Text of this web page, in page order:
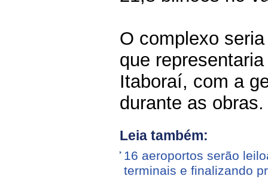
O complexo
que
Itaboraí, com a
durante as obras.
Leia também:
16 aeroportos serão
terminais e finalizando